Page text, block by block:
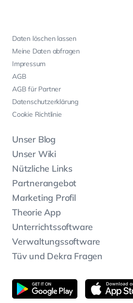
Daten löschen lassen
Meine Daten abfragen
Impressum
AGB
AGB für Partner
Datenschutzerklärung
Cookie Richtlinie
Unser Blog
Unser Wiki
Nützliche Links
Partnerangebot
Marketing Profil
Theorie App
Unterrichtssoftware
Verwaltungssoftware
Tüv und Dekra Fragen